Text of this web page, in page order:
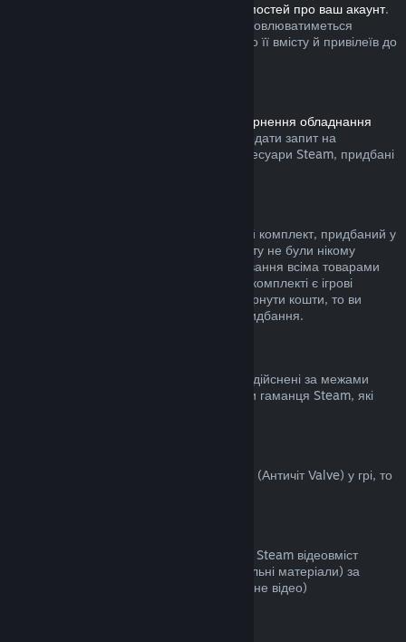
сторінку відомостей про ваш акаунт.
Після скасування підписка більше не поновлюватиметься
автоматично, але ви збережете доступ до її вмісту й привілеїв до
Умовах повернення обладнання
процедури та часових меж, ви можете подати запит на
повернення коштів за обладнання та аксесуари Steam, придбані
Ви можете повернути кошти за будь-який комплект, придбаний у
Steam за умови, що всі товари з комплекту не були нікому
передані та якщо загальний час користування всіма товарами
становить не більше двох годин. Якщо у комплекті є ігрові
предмети чи DLC, за які неможливо повернути кошти, то ви
побачите примітку під час здійснення придбання.
Valve не повертає кошти за придбання, здійснені за межами
Steam (наприклад: цифрові ключі чи коди гаманця Steam, які
Якщо ви були заблоковані системою VAC (Античіт Valve) у грі, то
Ми не повертаємо кошти за придбаний у Steam відеовміст
(фільми, кліпи, серіали, епізоди та навчальні матеріали) за
винятком, коли відео є частиною іншого (не відео)